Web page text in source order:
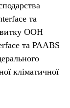
та
ООН
та PAABS
кліматичної